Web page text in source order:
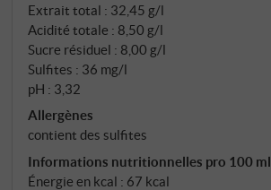
Extrait total : 32,45 g/l
Acidité totale : 8,50 g/l
Sucre résiduel : 8,00 g/l
Sulfites : 36 mg/l
pH : 3,32
Allergènes
contient des sulfites
Informations nutritionnelles pro 100 ml
Énergie en kcal : 67 kcal